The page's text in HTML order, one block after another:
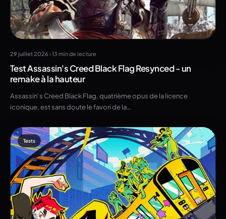
29 juillet 2026 •13 min de lecture
Test Assassin's Creed Black Flag Resynced - un
remake à la hauteur
Assassin’s Creed Black Flag, quatrième opus de la licence
iconique, est sans doute le favori de la…
Tests